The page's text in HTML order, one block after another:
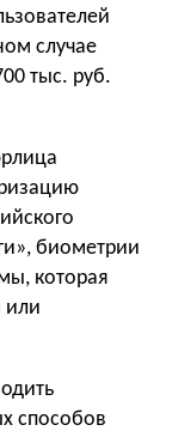
случае
тыс. руб.
биометрии
которая
или
способов